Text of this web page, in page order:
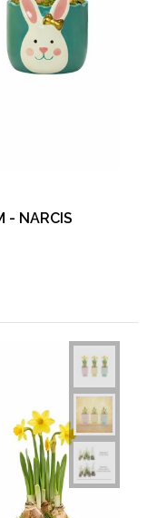
- NARCIS